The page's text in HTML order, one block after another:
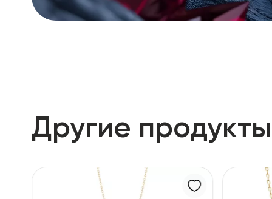
Другие